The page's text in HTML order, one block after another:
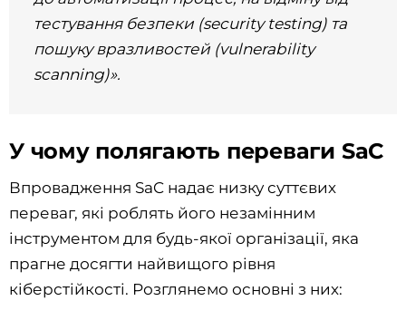
тестування безпеки (security testing) та
пошуку вразливостей (vulnerability
scanning)».
У чому полягають переваги SaC
Впровадження SaC надає низку суттєвих
переваг, які роблять його незамінним
інструментом для будь-якої організації, яка
прагне досягти найвищого рівня
кіберстійкості. Розглянемо основні з них: